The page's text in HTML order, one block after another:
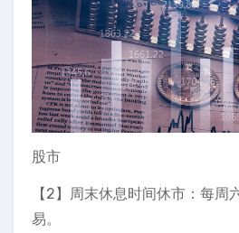
股市
【2】周末休息时间休市：每周
易。